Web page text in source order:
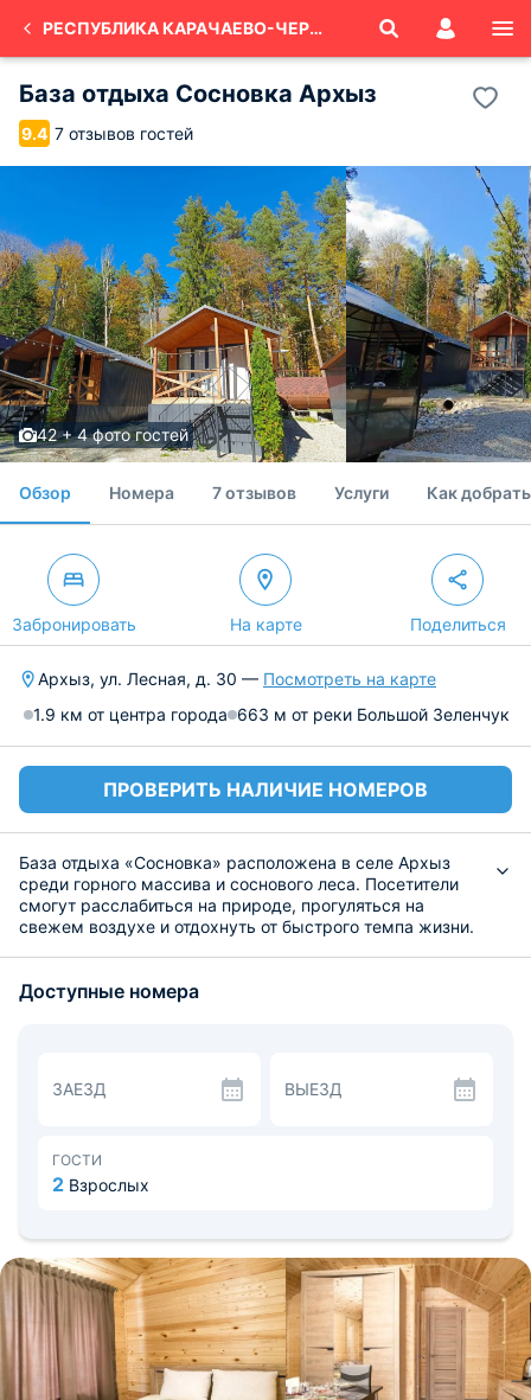
РЕСПУБЛИКА КАРАЧАЕВО-ЧЕРКЕСИЯ
База отдыха Сосновка Архыз
9.4 7 отзывов гостей
42 + 4 фото гостей
Обзор Номера 7 отзывов Услуги Как
Забронировать На карте Поделиться
Архыз, ул. Лесная, д. 30 — Посмотреть на карте
1.9 км от центра города 663 м от реки Большой Зеленчук
ПРОВЕРИТЬ НАЛИЧИЕ НОМЕРОВ
База отдыха «Сосновка» расположена в селе Архыз
среди горного массива и соснового леса. Посетители
смогут расслабиться на природе, прогуляться на
свежем воздухе и отдохнуть от быстрого темпа жизни.
позволяет проживать в комфортной обстановке. С
кроватью. Также имеется собственная ванная комната.
На террасе гости могут покачаться на подвесном
предоставляется чайный набор. На территории
организовано небольшое кафе, где можно отведать
Для более интересного времяпрепровождения отлично
подойдет посещение бани или прогулки по лесной чаще.
Расстояние до аэропорта в Минеральных Водах —
160,3 км, до железнодорожного вокзала — 164 км.
Доступные номера
ЗАЕЗД ВЫЕЗД
ГОСТИ
2 Взрослых